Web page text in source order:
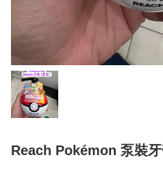
Reach Pokémon 泵裝